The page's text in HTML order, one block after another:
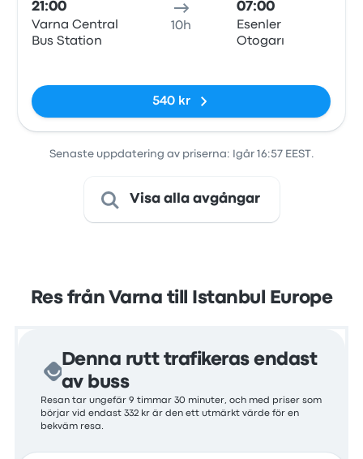
21:00
Varna Central
Bus Station
10h
07:00
Esenler
Otogarı
540 kr
Senaste uppdatering av priserna: Igår 16:57 EEST.
Visa alla avgångar
Res från Varna till Istanbul Europe
Denna rutt trafikeras endast
av buss
Resan tar ungefär 9 timmar 30 minuter, och med priser som
börjar vid endast 332 kr är den ett utmärkt värde för en
bekväm resa.